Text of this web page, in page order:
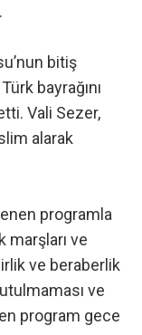
bitiş
bayrağını
Vali Sezer,
alarak
programla
marşları ve
ve beraberlik
ve
program gece